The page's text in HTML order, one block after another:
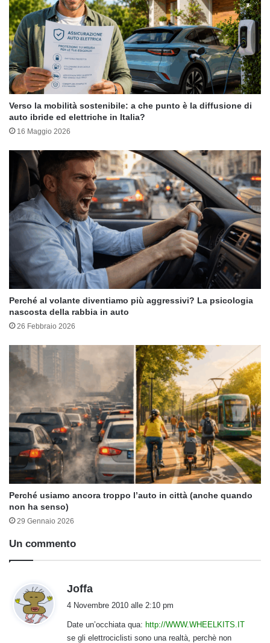
Verso la mobilità sostenibile: a che punto è la diffusione di
auto ibride ed elettriche in Italia?
16 Maggio 2026
Perché al volante diventiamo più aggressivi? La psicologia
nascosta della rabbia in auto
26 Febbraio 2026
Perché usiamo ancora troppo l’auto in città (anche quando
non ha senso)
29 Gennaio 2026
Un commento
Joffa
e
4 Novembre 2010 alle 2:10 pm
Date un’occhiata qua: http://WWW.WHEELKITS.IT
se gli elettrociclisti sono una realtà, perchè non